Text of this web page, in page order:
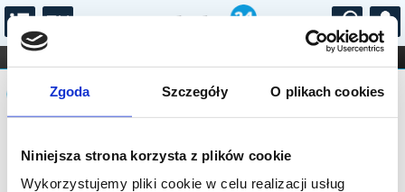
Zgoda Szczegóły O plikach cookies
Niniejsza strona korzysta z plików cookie
Wykorzystujemy pliki cookie w celu realizacji usług
...
FILHARMONIA OPERA I BALET
STAND-UP
DLA DZIECI
Komunikat
Sprzedaż biletów on-line na wydarzenie
została zakończona.